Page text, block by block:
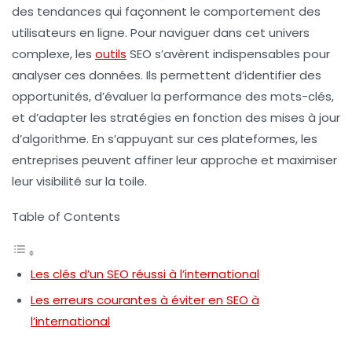
des tendances qui façonnent le comportement des
utilisateurs en ligne. Pour naviguer dans cet univers
complexe, les outils SEO s’avèrent indispensables pour
analyser ces données. Ils permettent d’identifier des
opportunités, d’évaluer la performance des mots-clés,
et d’adapter les stratégies en fonction des mises à jour
d’algorithme. En s’appuyant sur ces plateformes, les
entreprises peuvent affiner leur approche et maximiser
leur visibilité sur la toile.
Table of Contents
Les clés d’un SEO réussi à l’international
Les erreurs courantes à éviter en SEO à
l’international